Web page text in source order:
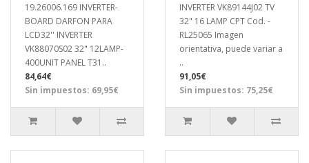
19.26006.169 INVERTER-
BOARD DARFON PARA
LCD32'' INVERTER
VK88070S02 32" 12LAMP-
400UNIT PANEL T31..
84,64€
Sin impuestos: 69,95€
INVERTER VK89144J02 TV
32" 16 LAMP CPT Cod. -
RL25065 Imagen
orientativa, puede variar a
..
91,05€
Sin impuestos: 75,25€